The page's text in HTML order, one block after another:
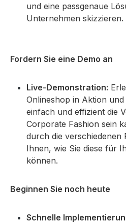
und eine passgenaue
Unternehmen skizzieren.
Fordern Sie eine Demo an
Live-Demonstration:
Onlineshop in Aktion
einfach und effizient die
Corporate Fashion sein
durch die verschiedenen
Ihnen, wie Sie diese für
können.
Beginnen Sie noch heute
Schnelle